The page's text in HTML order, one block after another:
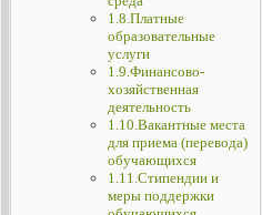
1.8.Платные
образовательные
услуги
1.9.Финансово-
хозяйственная
деятельность
1.10.Вакантные места
для приема (перевода)
обучающихся
1.11.Стипендии и
меры поддержки